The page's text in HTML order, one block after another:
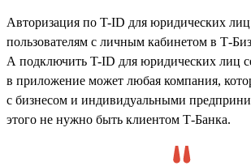
Авторизация по T-ID для юридических
пользователям с личным кабинетом в Т-
А подключить T-ID для юридических лиц
в приложение может любая компания,
с бизнесом и индивидуальными
этого не нужно быть клиентом Т-Банка.